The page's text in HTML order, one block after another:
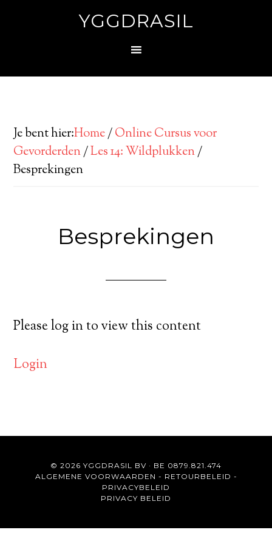
YGGDRASIL
Je bent hier:Home/Online Cursus voor
Gevorderden/Les 14: Wildplukken/
Besprekingen
Besprekingen
Please log in to view this content
Login
© 2026 YGGDRASIL BV · BE 0879.821.474
ALGEMENE VOORWAARDEN - RETOURBELEID -
PRIVACYBELEID
PRIVACY BELEID